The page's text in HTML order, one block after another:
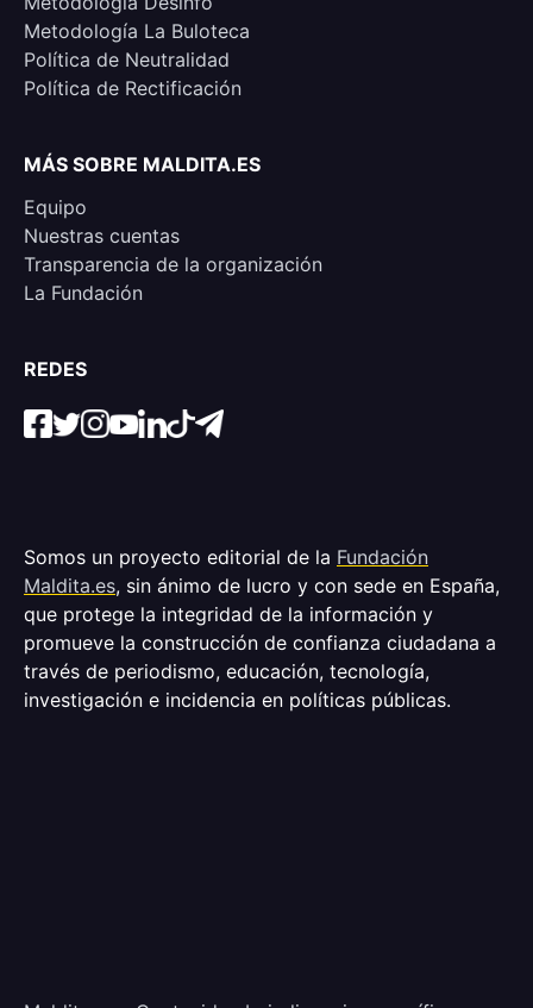
Metodología La Buloteca
Política de Neutralidad
Política de Rectificación
MÁS SOBRE MALDITA.ES
Equipo
Nuestras cuentas
Transparencia de la organización
La Fundación
REDES
Somos un proyecto editorial de la Fundación
Maldita.es, sin ánimo de lucro y con sede en España,
que protege la integridad de la información y
promueve la construcción de confianza ciudadana a
través de periodismo, educación, tecnología,
investigación e incidencia en políticas públicas.